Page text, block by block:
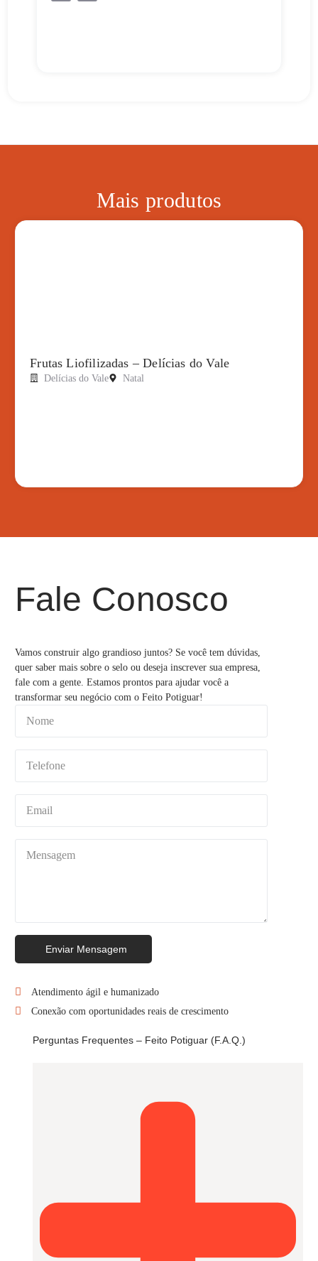
Mais produtos
Frutas Liofilizadas – Delícias do Vale
Delícias do Vale Natal
Fale Conosco
Vamos construir algo grandioso juntos? Se você tem dúvidas,
quer saber mais sobre o selo ou deseja inscrever sua empresa,
fale com a gente. Estamos prontos para ajudar você a
transformar seu negócio com o Feito Potiguar!
Enviar Mensagem
Atendimento ágil e humanizado
Conexão com oportunidades reais de crescimento
Perguntas Frequentes – Feito Potiguar (F.A.Q.)